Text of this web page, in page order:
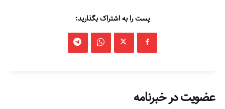
پست را به اشتراک بگذارید:
عضویت در خبرنامه